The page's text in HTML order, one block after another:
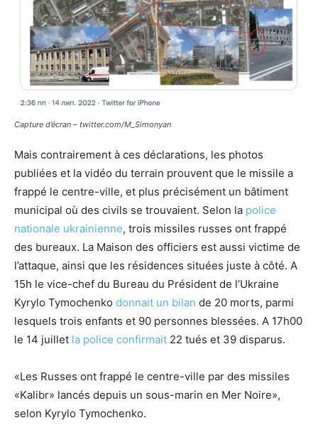
Capture d’écran – twitter.com/M_Simonyan
Mais contrairement à ces déclarations, les photos
publiées et la vidéo du terrain prouvent que le missile a
frappé le centre-ville, et plus précisément un bâtiment
municipal où des civils se trouvaient. Selon la police
nationale ukrainienne, trois missiles russes ont frappé
des bureaux. La Maison des officiers est aussi victime de
l’attaque, ainsi que les résidences situées juste à côté. A
15h le vice-chef du Bureau du Président de l’Ukraine
Kyrylo Tymochenko donnait un bilan de 20 morts, parmi
lesquels trois enfants et 90 personnes blessées. A 17h00
le 14 juillet la police confirmait 22 tués et 39 disparus.
«Les Russes ont frappé le centre-ville par des missiles
«Kalibr» lancés depuis un sous-marin en Mer Noire»,
selon Kyrylo Tymochenko.